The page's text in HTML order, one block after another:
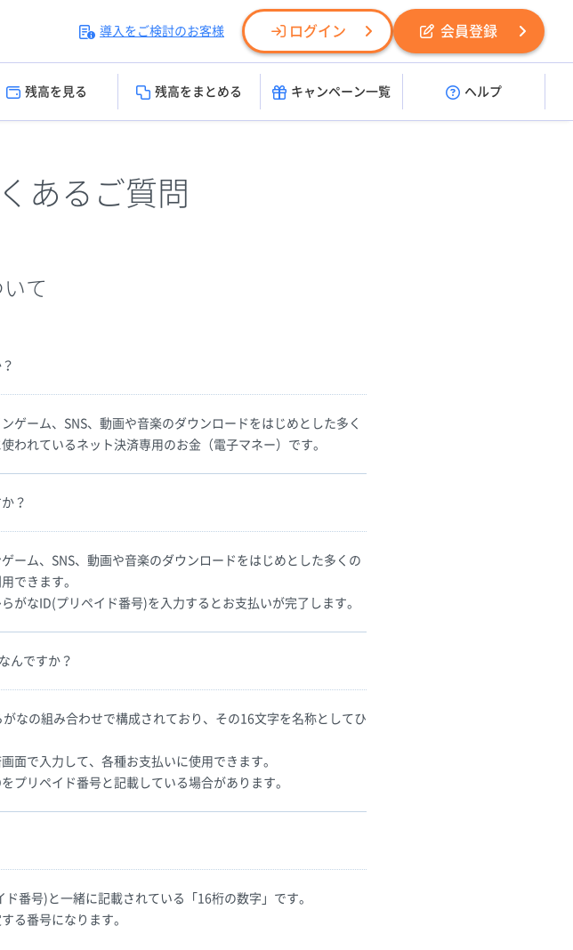
導入をご検討のお客様 ログイン 会員登録
残高を見る 残高をまとめる キャンペーン一覧 ヘルプ
あるご質問
て
ゲーム、SNS、動画や音楽のダウンロードをはじめとした多く
われているネット決済専用のお金（電子マネー）です。
？
ーム、SNS、動画や音楽のダウンロードをはじめとした多くの
できます。
がなID(プリペイド番号)を入力するとお支払いが完了します。
んですか？
なの組み合わせで構成されており、その16文字を名称としてひ
面で入力して、各種お支払いに使用できます。
プリペイド番号と記載している場合があります。
番号)と一緒に記載されている「16桁の数字」です。
る番号になります。